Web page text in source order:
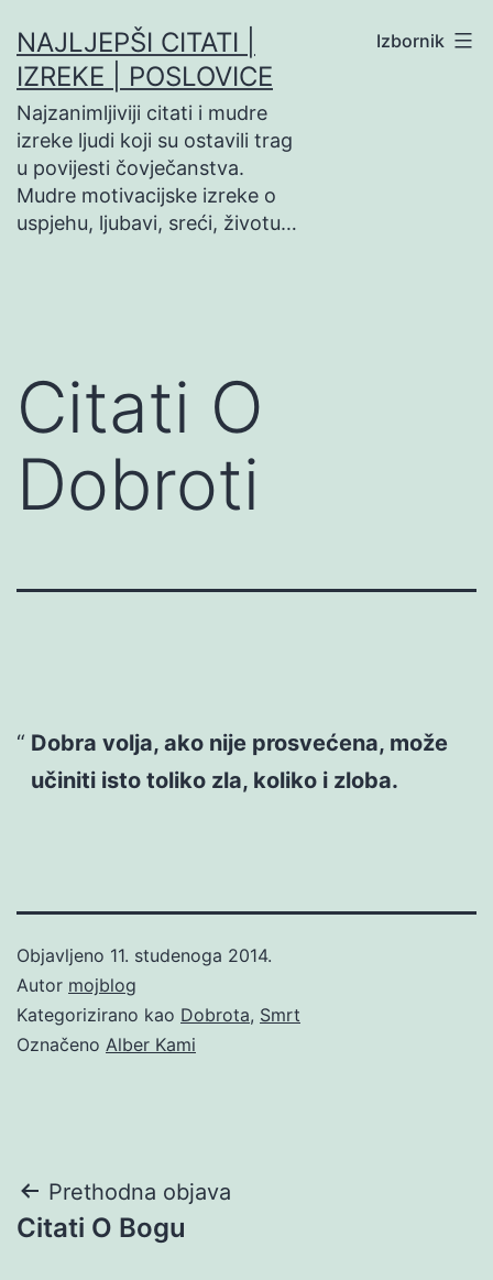
na
sadržaj
NAJLJEPŠI CITATI |
IZREKE | POSLOVICE
Najzanimljiviji citati i mudre
izreke ljudi koji su ostavili trag
u povijesti čovječanstva.
Mudre motivacijske izreke o
uspjehu, ljubavi, sreći, životu…
Izbornik
Citati O
Dobroti
Dobra volja, ako nije prosvećena, može
učiniti isto toliko zla, koliko i zloba.
Objavljeno 11. studenoga 2014.
Autor mojblog
Kategorizirano kao Dobrota, Smrt
Označeno Alber Kami
Navigacija
objava
Prethodna objava
Citati O Bogu